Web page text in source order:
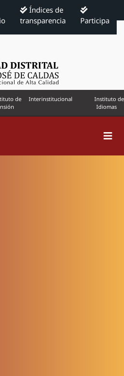
Índices de
transparencia
Participa
de
Interinstitucional
Instituto de
Idiomas